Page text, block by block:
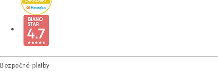
Bezpečné platby